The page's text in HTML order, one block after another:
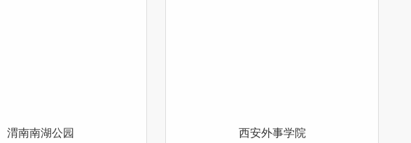
渭南南湖公园 西安外事学院